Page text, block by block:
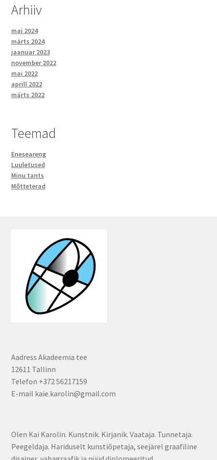
Arhiiv
mai 2024
märts 2024
jaanuar 2023
november 2022
mai 2022
aprill 2022
märts 2022
Teemad
Eneseareng
Luuletused
Minu tants
Mõtteterad
Aadress Akadeemia tee
12611 Tallinn
Telefon +372 56217159
E-mail kaie.karolin@gmail.com
Olen Kai Karolin. Kunstnik. Kirjanik. Vaataja. Tunnetaja.
Peegeldaja. Hariduselt kunstiõpetaja, seejärel graafiline